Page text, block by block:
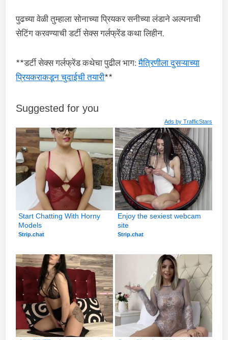
पुढच्या वेळी तुम्हाला सोनाच्या प्रियकर सनीच्या लंडाने अल्पनाची
सेटिंग करवण्याची डर्टी सेक्स गर्लफ्रेंड कथा लिहीन.
**डर्टी सेक्स गर्लफ्रेंड कथेचा पुढील भाग:मैत्रिणीला दुसऱ्याच्या
प्रियकराकडून चुदाईची तयारी**
Suggested for you
Ads by TrafficStars
Start Chatting With Horny
Models
Strip.chat
Enjoy the sexiest webcam
site
Strip.chat